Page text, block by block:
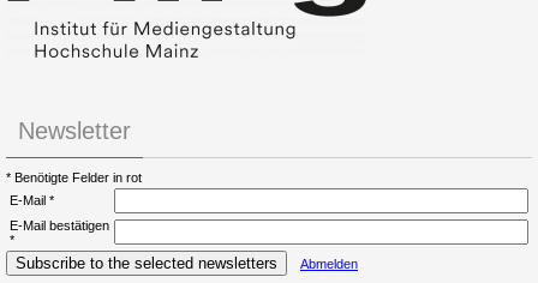
Newsletter